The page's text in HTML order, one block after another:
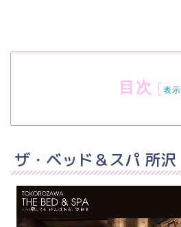
目次 [表示
ザ・ベッド＆スパ 所沢